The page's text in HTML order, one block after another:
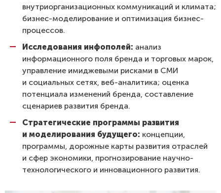
внутриорганизационных коммуникаций и климата;
бизнес-моделирование и оптимизация бизнес-
процессов.
Исследования инфополей: анализ
информационного поля бренда и торговых марок,
управление имиджевыми рисками в СМИ
и социальных сетях, веб-аналитика; оценка
потенциала изменений бренда, составление
сценариев развития бренда.
Стратегические программы развития
и моделирования будущего: концепции,
программы, дорожные карты развития отраслей
и сфер экономики, прогнозирование научно-
технологического и инновационного развития.